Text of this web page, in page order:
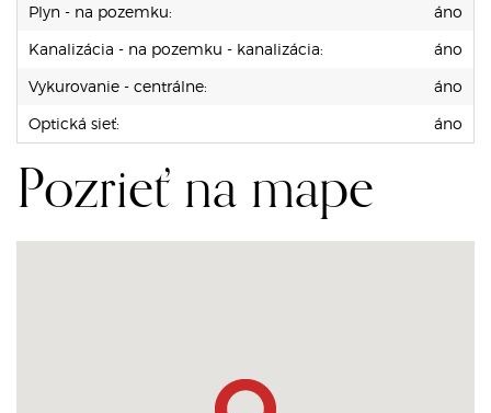
Plyn - na pozemku:
áno
Kanalizácia - na pozemku - kanalizácia:
áno
Vykurovanie - centrálne:
áno
Optická sieť:
áno
Pozrieť na mape